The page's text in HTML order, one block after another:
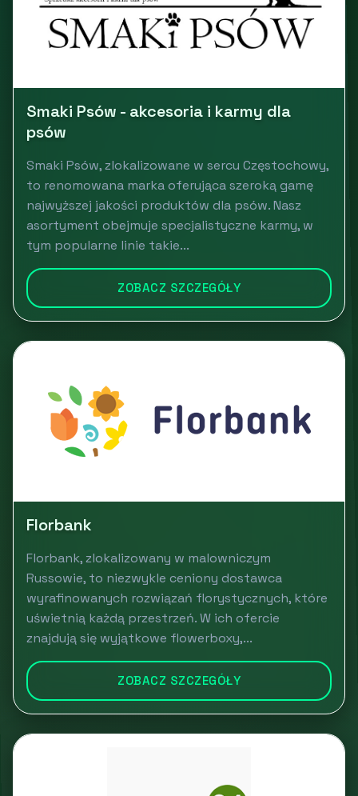
Smaki Psów - akcesoria i karmy dla
psów
Smaki Psów, zlokalizowane w sercu Częstochowy,
to renomowana marka oferująca szeroką gamę
najwyższej jakości produktów dla psów. Nasz
asortyment obejmuje specjalistyczne karmy, w
tym popularne linie takie...
ZOBACZ SZCZEGÓŁY
Florbank
Florbank, zlokalizowany w malowniczym
Russowie, to niezwykle ceniony dostawca
wyrafinowanych rozwiązań florystycznych, które
uświetnią każdą przestrzeń. W ich ofercie
znajdują się wyjątkowe flowerboxy,...
ZOBACZ SZCZEGÓŁY